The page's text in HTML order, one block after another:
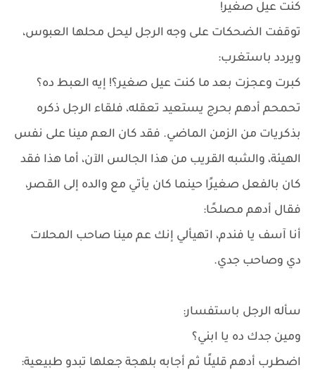
كنت عيل صغير!
توقفت الضحكات على وجه الرجل ليحل محلها العبوس،
ويردد باستغرب:
كبرت وعجزت بعد ما كنت عيل صغير؟! إيه العبط ده؟
تحمحم أدهم بحرج يستعيد تعقله، فلقاء الرجل ذكره
بذكريات من الزمن الماضي. فقد كان العم مينا على نفس
الهيئة، والشبه القريب من هذا الجالس الآن، أما هذا فقد
كان بالفعل صغيرًا حينما كان يأتي مع والده إلى القصر،
فقال أدهم مصلحًا:
أنا آسف يا فندم، اتهيألي إنك عم مينا صاحب المحلات
دي وصاحب جدي.
سأله الرجل باستفسار:
ومين جدك ده يا ابني؟
اضطرب أدهم قليلًا ثم أجابه بلهجة جعلها تبدو طبيعية: